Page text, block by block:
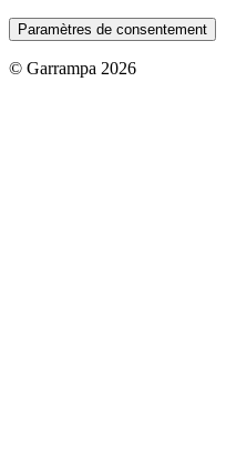
Paramètres de consentement
© Garrampa 2026